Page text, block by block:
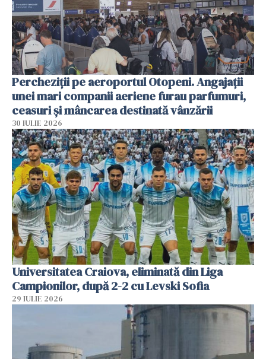
Percheziții pe aeroportul Otopeni. Angajații
unei mari companii aeriene furau parfumuri,
ceasuri și mâncarea destinată vânzării
30 IULIE 2026
Universitatea Craiova, eliminată din Liga
Campionilor, după 2-2 cu Levski Sofia
29 IULIE 2026